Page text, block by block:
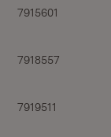
7915601
7918557
7919511